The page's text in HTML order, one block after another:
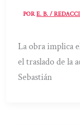
PORE. B. /
La obra implica
el traslado de la
Sebastián